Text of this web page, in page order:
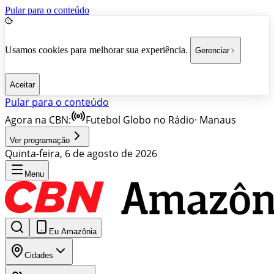
Pular para o conteúdo
Usamos cookies para melhorar sua experiência. Gerenciar
Aceitar
Pular para o conteúdo
Agora na CBN:
Futebol Globo no Rádio· Manaus
Ver programação
Quinta-feira, 6 de agosto de 2026
Menu
Eu Amazônia
Cidades